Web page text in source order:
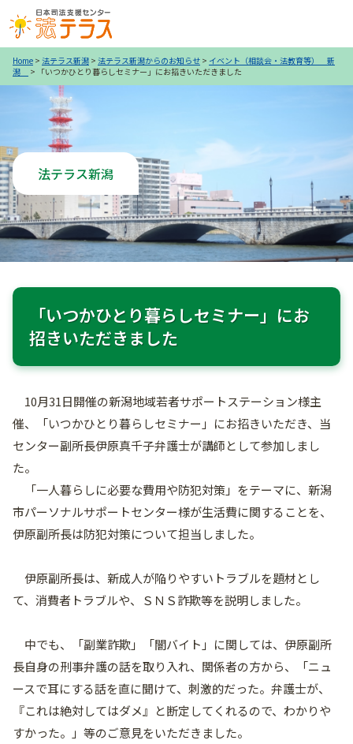
Home > 法テラス新潟 > 法テラス新潟からのお知らせ > イベント（相談会・法教育等） 新
潟
> 「いつかひとり暮らしセミナー」にお招きいただきました
法テラス新潟
「いつかひとり暮らしセミナー」にお
招きいただきました
10月31日開催の新潟地域若者サポートステーション様主
催、「いつかひとり暮らしセミナー」にお招きいただき、当
センター副所長伊原真千子弁護士が講師として参加しまし
た。
「一人暮らしに必要な費用や防犯対策」をテーマに、新潟
市パーソナルサポートセンター様が生活費に関することを、
伊原副所長は防犯対策について担当しました。
伊原副所長は、新成人が陥りやすいトラブルを題材とし
て、消費者トラブルや、ＳＮＳ詐欺等を説明しました。
中でも、「副業詐欺」「闇バイト」に関しては、伊原副所
長自身の刑事弁護の話を取り入れ、関係者の方から、「ニュ
ースで耳にする話を直に聞けて、刺激的だった。弁護士が、
『これは絶対してはダメ』と断定してくれるので、わかりや
すかった。」等のご意見をいただきました。